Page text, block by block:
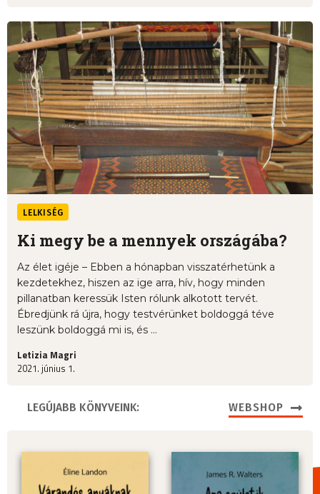
LELKISÉG
Ki megy be a mennyek országába?
Az élet igéje – Ebben a hónapban visszatérhetünk a
kezdetekhez, hiszen az ige arra, hív, hogy minden
pillanatban keressük Isten rólunk alkotott tervét.
Ébredjünk rá újra, hogy testvérünket boldoggá téve
leszünk boldoggá mi is, és ...
Letizia Magri
2021. június 1.
LEGÚJABB KÖNYVEINK: WEBSHOP